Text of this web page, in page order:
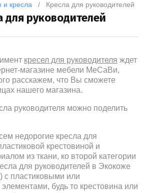
и кресла
   /   Кресла для руководителей
для руководителей
кресел для руководителя ждет
магазине мебели МеСаВи,
расскажем, что Вы сможете
нашего магазина.
руководителя можно поделить
недорогие кресла для
крестовиной и
из ткани, ко второй категории
для руководителей в Экокоже
с пластиковыми или
будь то крестовина или